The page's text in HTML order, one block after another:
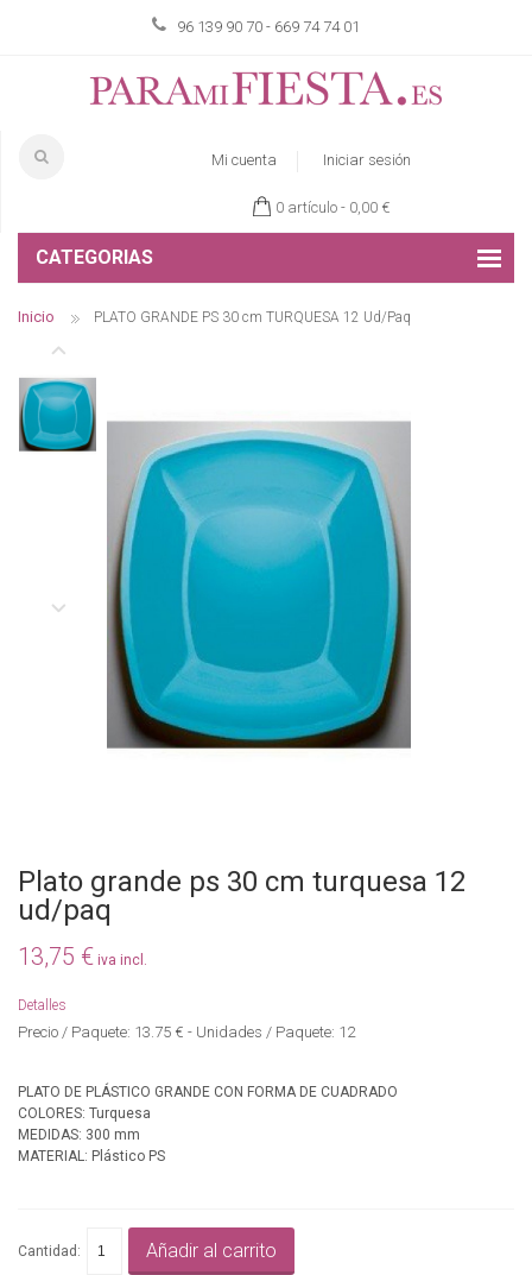
96 139 90 70 - 669 74 74 01
Mi cuenta Iniciar sesión
0 artículo - 0,00 €
CATEGORIAS
Inicio PLATO GRANDE PS 30 cm TURQUESA 12 Ud/Paq
Plato grande ps 30 cm turquesa 12
ud/paq
13,75 € iva incl.
Detalles
Precio / Paquete: 13.75 € - Unidades / Paquete: 12
PLATO DE PLÁSTICO GRANDE CON FORMA DE CUADRADO
COLORES: Turquesa
MEDIDAS: 300 mm
MATERIAL: Plástico PS
Cantidad: Añadir al carrito